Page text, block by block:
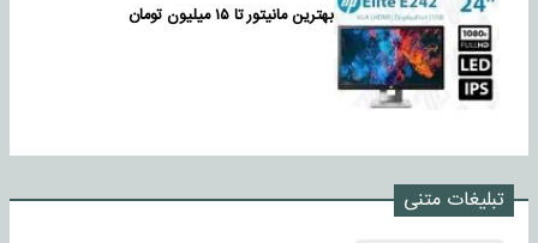
بهترین مانیتور تا ۱۵ میلیون تومان
تبلیغات متنی